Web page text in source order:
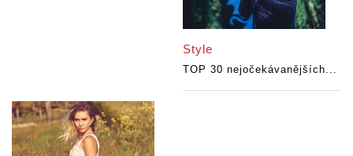
Style
TOP 30 nejočekávanějších...